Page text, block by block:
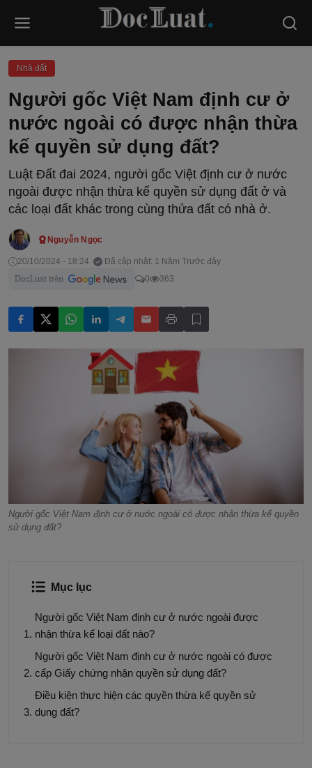
Nhà đất
Người gốc Việt Nam định cư ở
nước ngoài có được nhận thừa
kế quyền sử dụng đất?
Luật Đất đai 2024, người gốc Việt định cư ở nước
ngoài được nhận thừa kế quyền sử dụng đất ở và
các loại đất khác trong cùng thửa đất có nhà ở.
Nguyễn Ngọc
20/10/2024 - 18:24
Đã cập nhật: 1 Năm Trước đây
0
363
Người gốc Việt Nam định cư ở nước ngoài có được nhận thừa kế quyền
sử dụng đất?
Mục lục
Người gốc Việt Nam định cư ở nước ngoài được
nhận thừa kế loại đất nào?
Người gốc Việt Nam định cư ở nước ngoài có được
cấp Giấy chứng nhận quyền sử dụng đất?
Điều kiện thực hiện các quyền thừa kế quyền sử
dụng đất?